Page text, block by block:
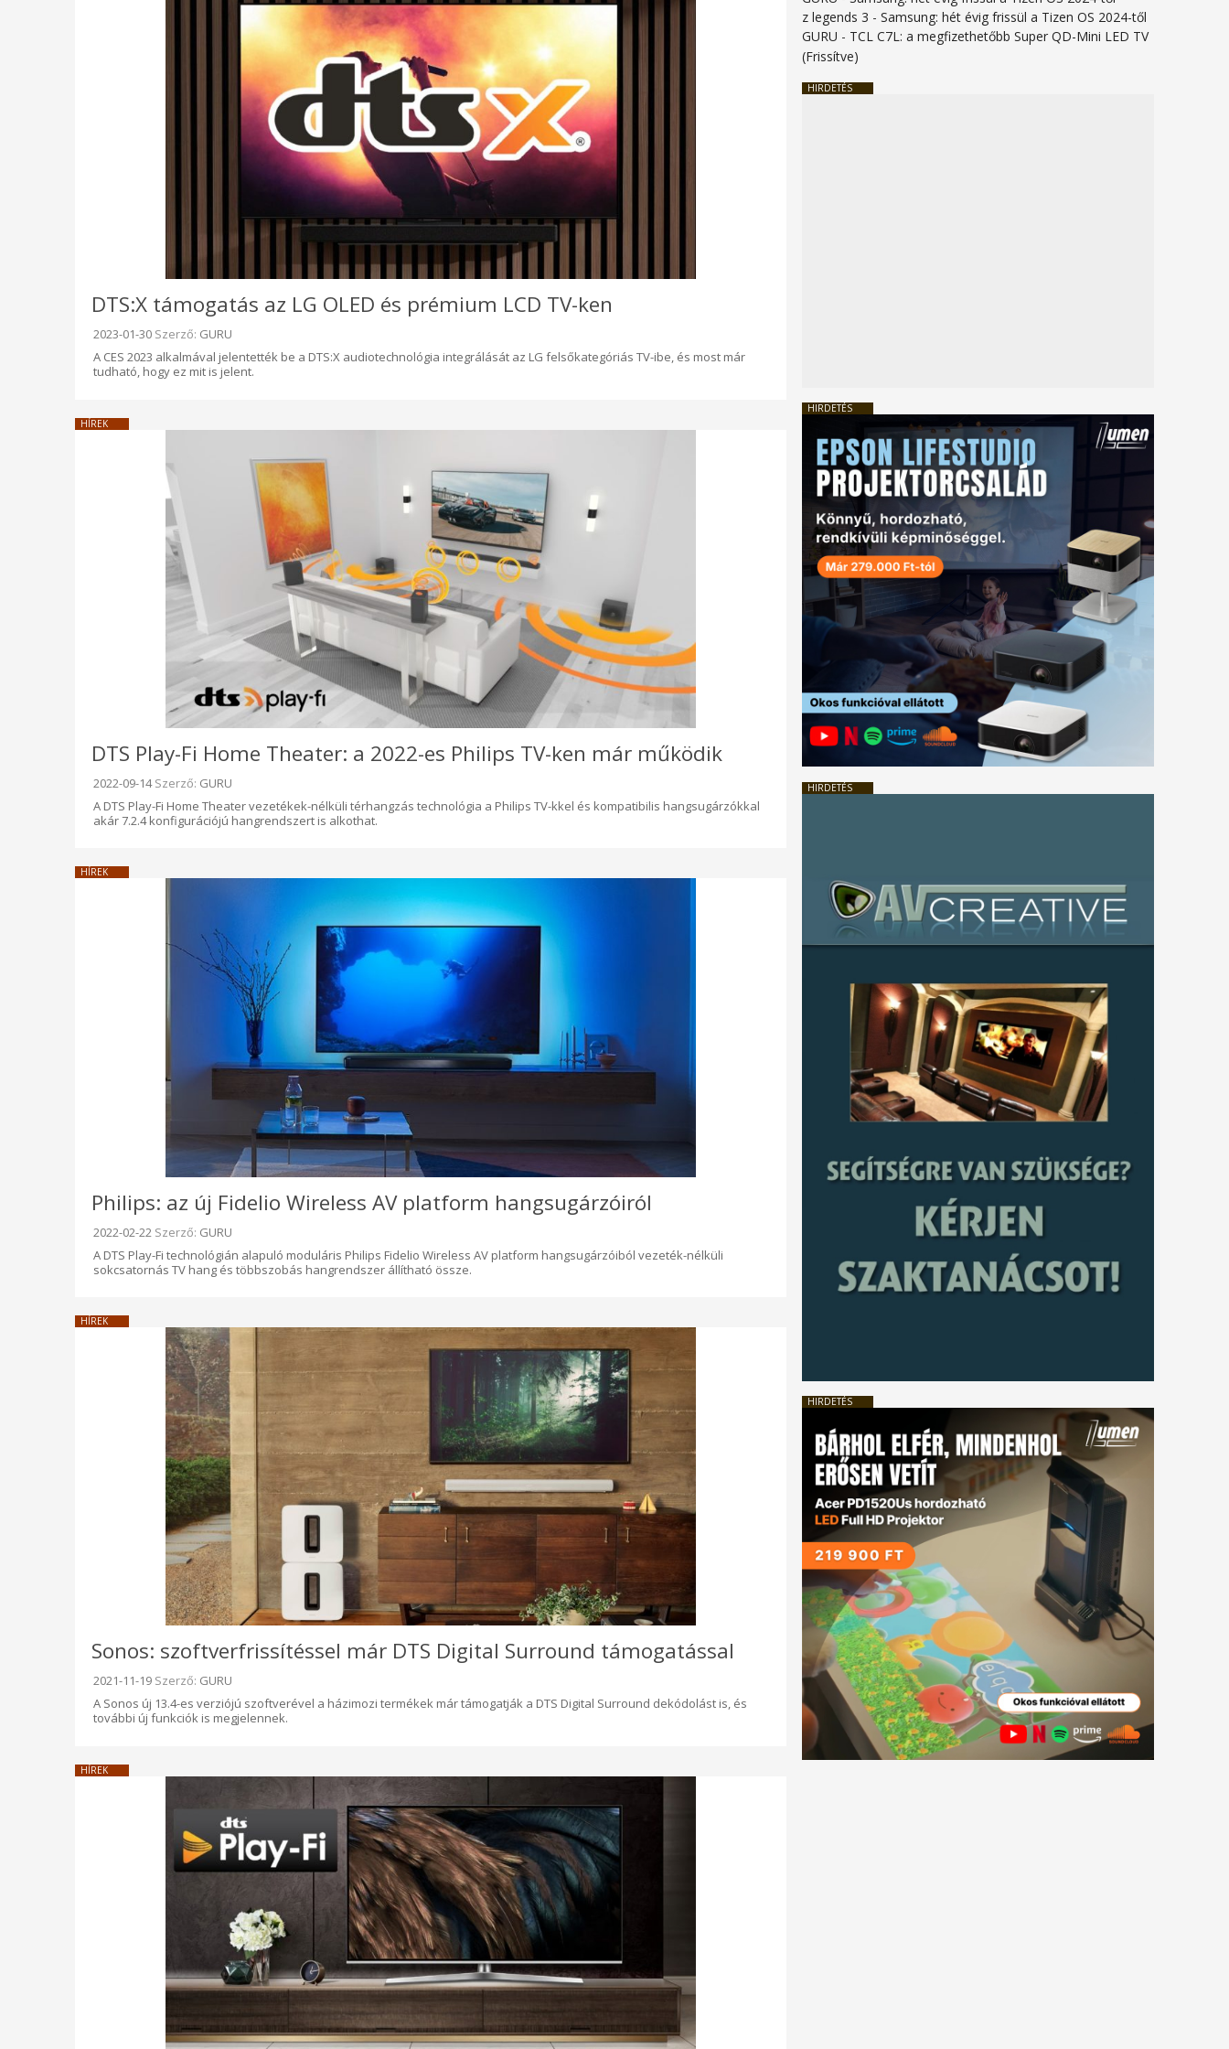
DTS:X támogatás az LG OLED és prémium LCD TV-ken
Beküldve:
2023-01-30 Szerző: GURU
A CES 2023 alkalmával jelentették be a DTS:X audiotechnológia integrálását az LG felsőkategóriás TV-ibe, és most már
tudható, hogy ez mit is jelent.
HÍREK
DTS Play-Fi Home Theater: a 2022-es Philips TV-ken már működik
Beküldve:
2022-09-14Szerző: GURU
A DTS Play-Fi Home Theater vezetékek-nélküli térhangzás technológia a Philips TV-kkel és kompatibilis hangsugárzókkal
akár 7.2.4 konfigurációjú hangrendszert is alkothat.
HÍREK
Philips: az új Fidelio Wireless AV platform hangsugárzóiról
Beküldve:
2022-02-22 Szerző: GURU
A DTS Play-Fi technológián alapuló moduláris Philips Fidelio Wireless AV platform hangsugárzóiból vezeték-nélküli
sokcsatornás TV hang és többszobás hangrendszer állítható össze.
HÍREK
Sonos: szoftverfrissítéssel már DTS Digital Surround támogatással
Beküldve:
2021-11-19 Szerző: GURU
A Sonos új 13.4-es verziójú szoftverével a házimozi termékek már támogatják a DTS Digital Surround dekódolást is, és
további új funkciók is megjelennek.
HÍREK
z legends 3 -Samsung: hét évig frissül a Tizen OS 2024-től
GURU - TCL C7L: a megfizethetőbb Super QD-Mini LED TV
(Frissítve)
HIRDETÉS
HIRDETÉS
HIRDETÉS
HIRDETÉS